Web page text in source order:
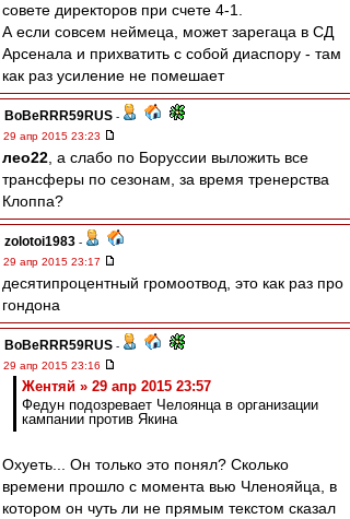
совете директоров при счете 4-1.
А если совсем неймеца, может зарегаца в СД
Арсенала и прихватить с собой диаспору - там
как раз усиление не помешает
BoBeRRR59RUS -
29 апр 2015 23:23
лео22 , а слабо по Боруссии выложить все
трансферы по сезонам, за время тренерства
Клоппа?
zolotoi1983 -
29 апр 2015 23:17
десятипроцентный громоотвод, это как раз про
гондона
BoBeRRR59RUS -
29 апр 2015 23:16
Жентяй » 29 апр 2015 23:57
Федун подозревает Челоянца в организации
кампании против Якина
Охуеть... Он только это понял? Сколько
времени прошло с момента вью Членояйца, в
котором он чуть ли не прямым текстом сказал